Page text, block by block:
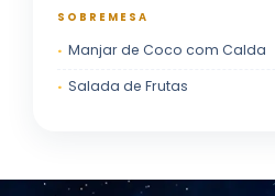
SOBREMESA
Manjar de Coco com Calda
Salada de Frutas